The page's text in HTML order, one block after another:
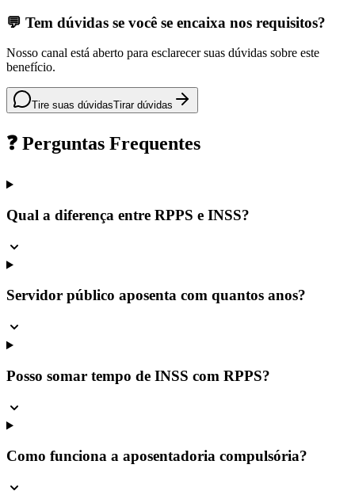
💬 Tem dúvidas se você se encaixa nos requisitos?
Nosso canal está aberto para esclarecer suas dúvidas sobre este
benefício.
Tire suas dúvidasTirar dúvidas
❓ Perguntas Frequentes
Qual a diferença entre RPPS e INSS?
Servidor público aposenta com quantos anos?
Posso somar tempo de INSS com RPPS?
Como funciona a aposentadoria compulsória?